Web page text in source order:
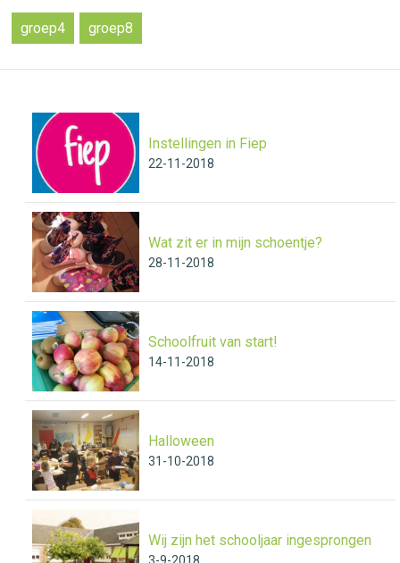
groep4 groep8
Instellingen in Fiep
22-11-2018
Wat zit er in mijn schoentje?
28-11-2018
Schoolfruit van start!
14-11-2018
Halloween
31-10-2018
Wij zijn het schooljaar ingesprongen